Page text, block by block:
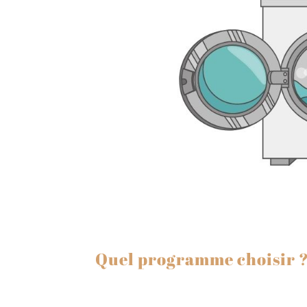
Quel programme choisir